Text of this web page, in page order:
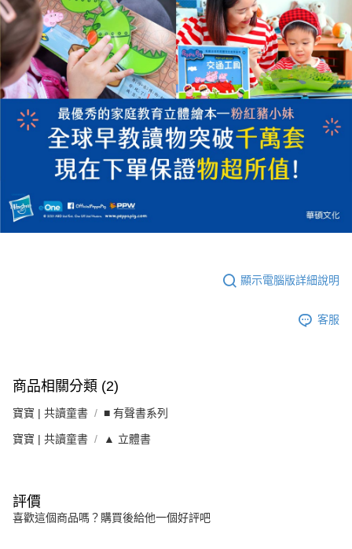
顯示電腦版詳細說明
客服
商品相關分類 (2)
寶寶 | 共讀童書 ■ 有聲書系列
寶寶 | 共讀童書 ▲ 立體書
評價
喜歡這個商品嗎？購買後給他一個好評吧